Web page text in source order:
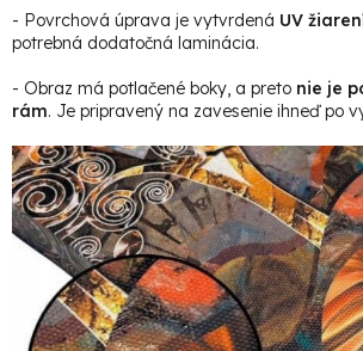
- Povrchová úprava je vytvrdená UV
potrebná dodatočná laminácia.
- Obraz má potlačené boky, a preto nie je
rám. Je pripravený na zavesenie ihneď po